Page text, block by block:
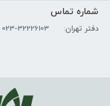
شماره تماس
دفتر تهران: 023-32226103